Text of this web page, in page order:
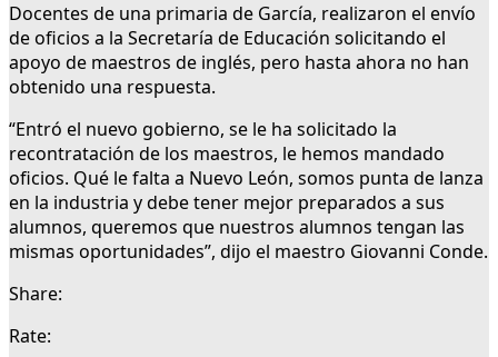
Docentes de una primaria de García, realizaron el envío
de oficios a la Secretaría de Educación solicitando el
apoyo de maestros de inglés, pero hasta ahora no han
obtenido una respuesta.
“Entró el nuevo gobierno, se le ha solicitado la
recontratación de los maestros, le hemos mandado
oficios. Qué le falta a Nuevo León, somos punta de lanza
en la industria y debe tener mejor preparados a sus
alumnos, queremos que nuestros alumnos tengan las
mismas oportunidades”, dijo el maestro Giovanni Conde.
Share:
Rate: